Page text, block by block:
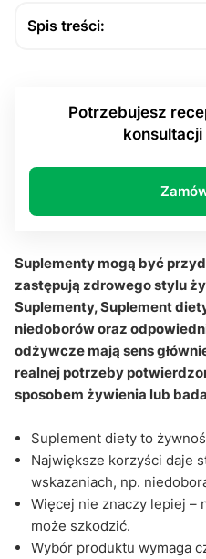
Spis treści:
Jak wybierać suplement
Potrzebujesz
Suplementy mogą być
zastępują zdrowego stylu
Suplementy, Suplement
niedoborów oraz
odżywcze mają sens
realnej potrzeby
sposobem żywienia lub
Suplement diety to
Największe korzyści daje
wskazaniach, np.
Więcej nie znaczy lepiej –
może szkodzić.
Wybór produktu wymaga